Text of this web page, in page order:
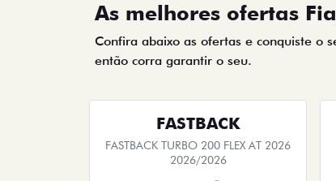
As melhores ofertas
Confira abaixo as ofertas e conquiste o
então corra garantir o seu.
FASTBACK
FASTBACK TURBO 200 FLEX AT 2026
2026/2026